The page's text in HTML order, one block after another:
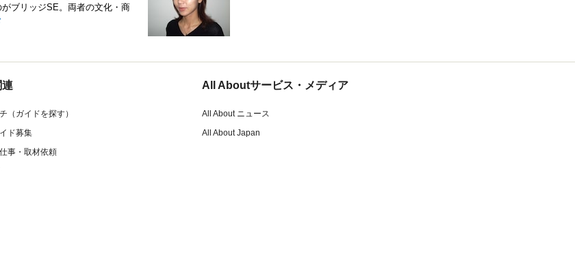
ブリッジSE。両者の文化・商
連
（ガイドを探す）
ド募集
事・取材依頼
All Aboutサービス・メディア
All About ニュース
All About Japan